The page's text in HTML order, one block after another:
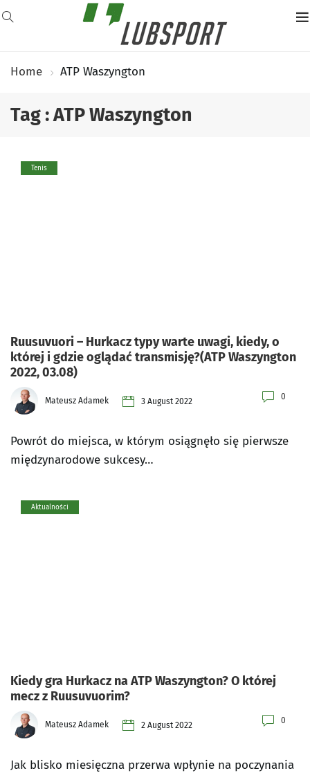
Home ATP Waszyngton
Tag : ATP Waszyngton
Tenis
Ruusuvuori – Hurkacz typy warte uwagi, kiedy, o
której i gdzie oglądać transmisję?(ATP Waszyngton
2022, 03.08)
Mateusz Adamek 3 August 2022 0
Powrót do miejsca, w którym osiągnęło się pierwsze
międzynarodowe sukcesy…
Aktualności
Kiedy gra Hurkacz na ATP Waszyngton? O której
mecz z Ruusuvuorim?
Mateusz Adamek 2 August 2022 0
Jak blisko miesięczna przerwa wpłynie na poczynania